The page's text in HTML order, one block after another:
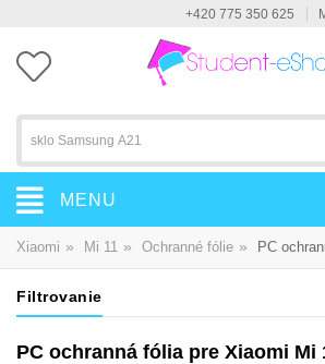
+420 775 350 625
MENU
Xiaomi » Mi 11 » Ochranné fólie » PC
Filtrovanie
PC ochranná fólia pre Xiaomi Mi